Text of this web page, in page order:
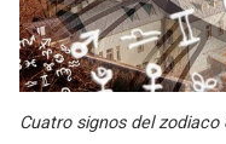
Cuatro signos del